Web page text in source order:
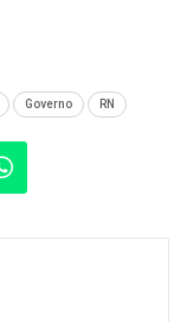
Governo RN